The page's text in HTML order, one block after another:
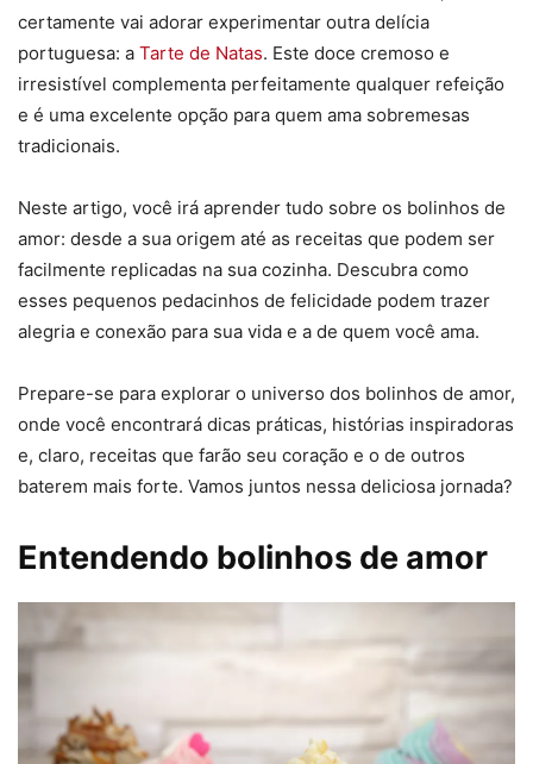
certamente vai adorar experimentar outra delícia
portuguesa: a Tarte de Natas. Este doce cremoso e
irresistível complementa perfeitamente qualquer refeição
e é uma excelente opção para quem ama sobremesas
tradicionais.
Neste artigo, você irá aprender tudo sobre os bolinhos de
amor: desde a sua origem até as receitas que podem ser
facilmente replicadas na sua cozinha. Descubra como
esses pequenos pedacinhos de felicidade podem trazer
alegria e conexão para sua vida e a de quem você ama.
Prepare-se para explorar o universo dos bolinhos de amor,
onde você encontrará dicas práticas, histórias inspiradoras
e, claro, receitas que farão seu coração e o de outros
baterem mais forte. Vamos juntos nessa deliciosa jornada?
Entendendo bolinhos de amor